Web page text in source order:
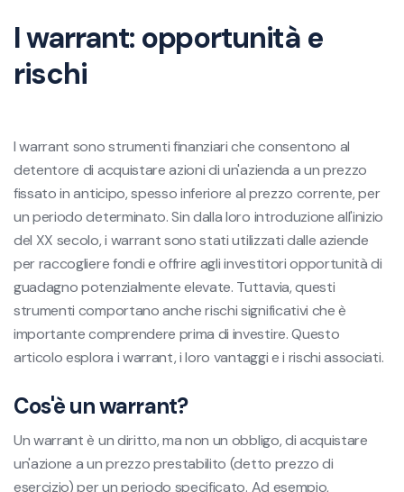
I warrant: opportunità e
rischi
I warrant sono strumenti finanziari che consentono al
detentore di acquistare azioni di un'azienda a un prezzo
fissato in anticipo, spesso inferiore al prezzo corrente, per
un periodo determinato. Sin dalla loro introduzione all'inizio
del XX secolo, i warrant sono stati utilizzati dalle aziende
per raccogliere fondi e offrire agli investitori opportunità di
guadagno potenzialmente elevate. Tuttavia, questi
strumenti comportano anche rischi significativi che è
importante comprendere prima di investire. Questo
articolo esplora i warrant, i loro vantaggi e i rischi associati.
Cos'è un warrant?
Un warrant è un diritto, ma non un obbligo, di acquistare
un'azione a un prezzo prestabilito (detto prezzo di
esercizio) per un periodo specificato. Ad esempio,